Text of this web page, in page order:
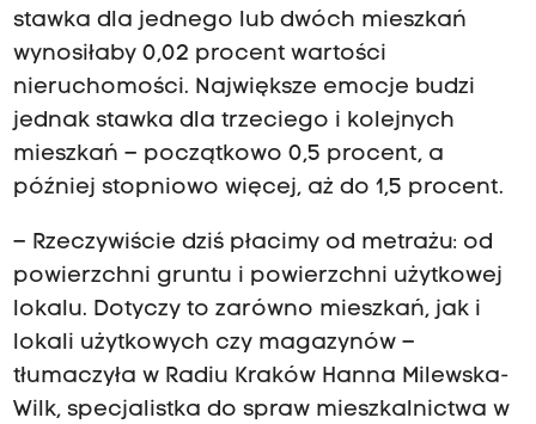
stawka dla jednego lub dwóch mieszkań
wynosiłaby 0,02 procent wartości
nieruchomości. Największe emocje budzi
jednak stawka dla trzeciego i kolejnych
mieszkań – początkowo 0,5 procent, a
później stopniowo więcej, aż do 1,5 procent.
– Rzeczywiście dziś płacimy od metrażu: od
powierzchni gruntu i powierzchni użytkowej
lokalu. Dotyczy to zarówno mieszkań, jak i
lokali użytkowych czy magazynów –
tłumaczyła w Radiu Kraków Hanna Milewska-
Wilk, specjalistka do spraw mieszkalnictwa w